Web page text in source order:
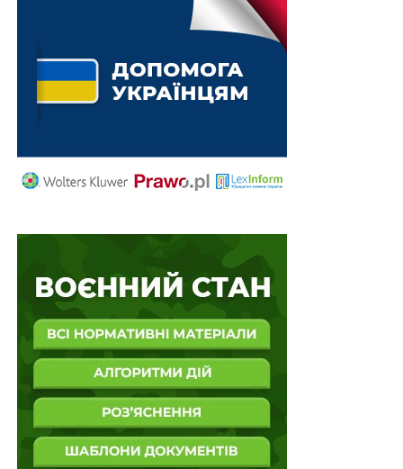
Правила оренди державного та комунального
майна під час воєнного стану визначатиме Уряд